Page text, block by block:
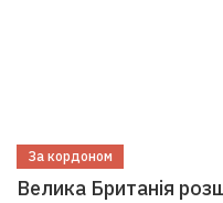
За кордоном
Велика Британія